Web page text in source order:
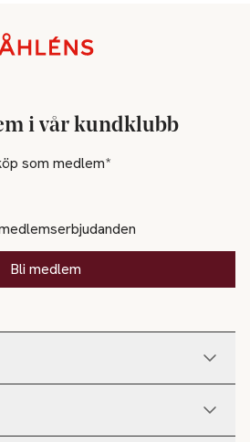
i vår kundklubb
som medlem*
Bli medlem